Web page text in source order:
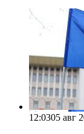
12:0305 авг